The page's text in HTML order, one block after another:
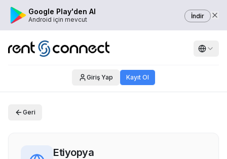
Google Play'den Al
Android için mevcut İndir
Giriş Yap Kayıt Ol
Geri
Etiyopya